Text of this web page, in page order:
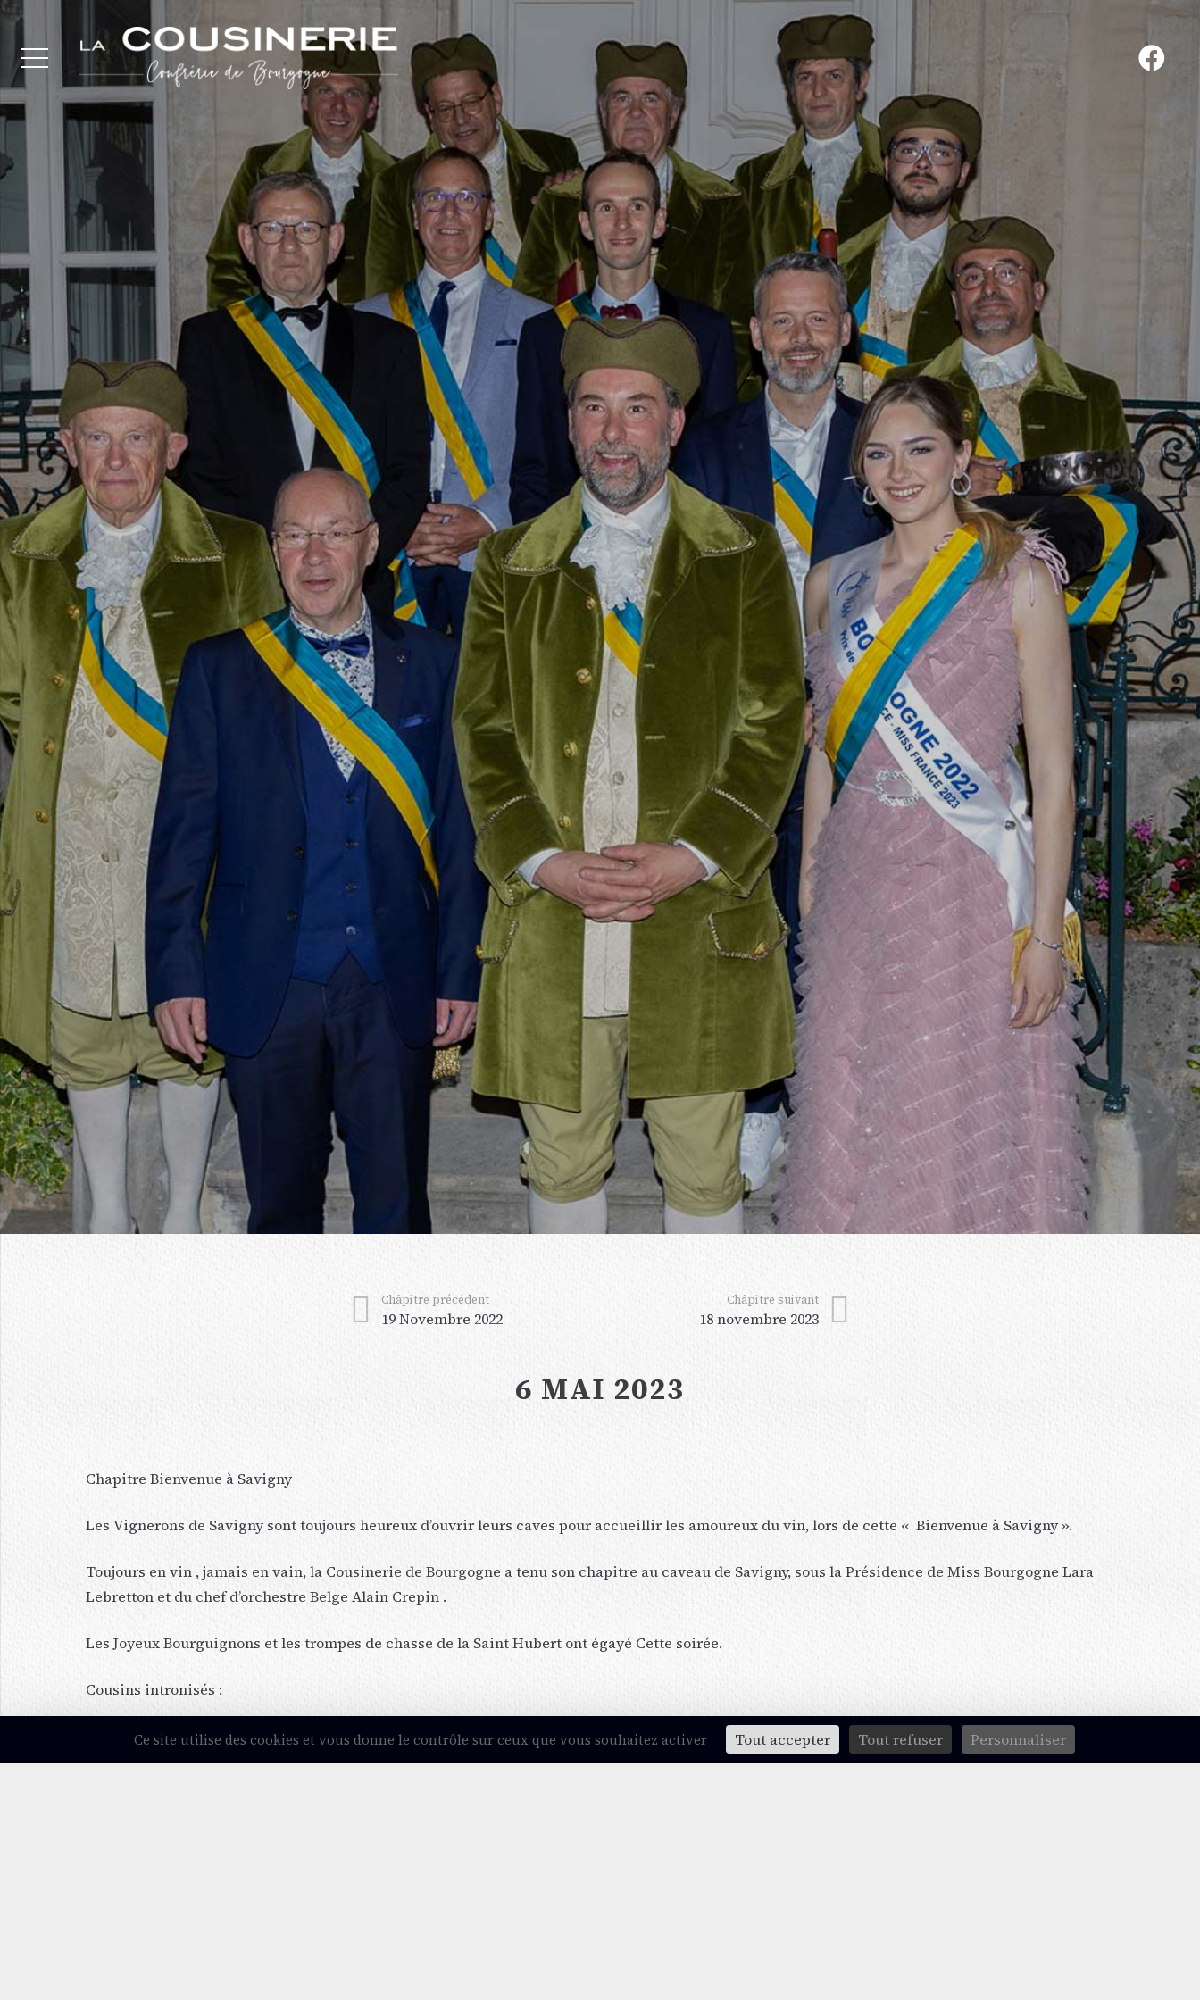
Châpitre précédent
19 Novembre 2022
Châpitre suivant
18 novembre 2023
6 MAI 2023
Chapitre Bienvenue à Savigny
Les Vignerons de Savigny sont toujours heureux d’ouvrir leurs caves pour accueillir les amoureux du vin, lors de cette « Bienvenue à Savigny ».
Toujours en vin , jamais en vain, la Cousinerie de Bourgogne a tenu son chapitre au caveau de Savigny, sous la Présidence de Miss Bourgogne Lara
Lebretton et du chef d’orchestre Belge Alain Crepin .
Les Joyeux Bourguignons et les trompes de chasse de la Saint Hubert ont égayé Cette soirée.
Cousins intronisés :
Lara LEBRETTON, Hugo MENDONCA, Alain CREPIN, Philippe CHAVARIBEYRE, Emeric MAZAN
Panneau de gestion des cookies
Ce site utilise des cookies et vous donne le contrôle sur ceux que vous souhaitez activer Tout accepter Tout refuser Personnaliser